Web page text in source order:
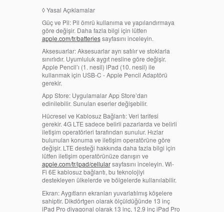
◊Yasal Açıklamalar
Güç ve Pil:Pil ömrü kullanıma ve yapılandırmaya
göre değişir. Daha fazla bilgi için lütfen
apple.com/tr/batteriessayfasını inceleyin.
Aksesuarlar:Aksesuarlar ayrı satılır ve stoklarla
sınırlıdır. Uyumluluk aygıt nesline göre değişir.
Apple Pencil’ı (1. nesil) iPad (10. nesil) ile
kullanmak için USB-C - Apple Pencil Adaptörü
gerekir.
App Store:Uygulamalar App Store’dan
edinilebilir. Sunulan eserler değişebilir.
Hücresel ve Kablosuz Bağlantı:Veri tarifesi
gerekir. 4G LTE sadece belirli pazarlarda ve belirli
iletişim operatörleri tarafından sunulur. Hızlar
bulunulan konuma ve iletişim operatörüne göre
değişir. LTE desteği hakkında daha fazla bilgi için
lütfen iletişim operatörünüze danışın ve
apple.com/tr/ipad/cellularsayfasını inceleyin. Wi-
Fi 6E kablosuz bağlantı, bu teknolojiyi
destekleyen ülkelerde ve bölgelerde kullanılabilir.
Ekran:Aygıtların ekranları yuvarlatılmış köşelere
sahiptir. Dikdörtgen olarak ölçüldüğünde 13 inç
iPad Pro diyagonal olarak 13 inç, 12.9 inç iPad Pro